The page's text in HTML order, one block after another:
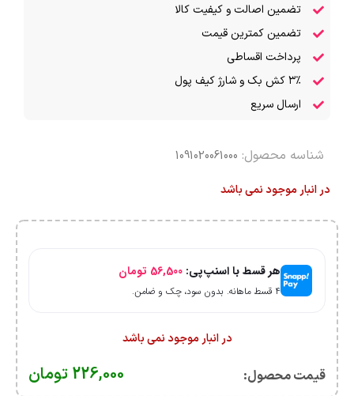
تضمین اصالت و کیفیت کالا
تضمین کمترین قیمت
پرداخت اقساطی
۳٪ کش بک و شارژ کیف پول
ارسال سریع
شناسه محصول: 1091020061000
در انبار موجود نمی باشد
هر قسط با اسنپ‌پی: 56,500 تومان
۴ قسط ماهانه. بدون سود، چک و ضامن.
در انبار موجود نمی باشد
قیمت محصول:​ 226,000 تومان